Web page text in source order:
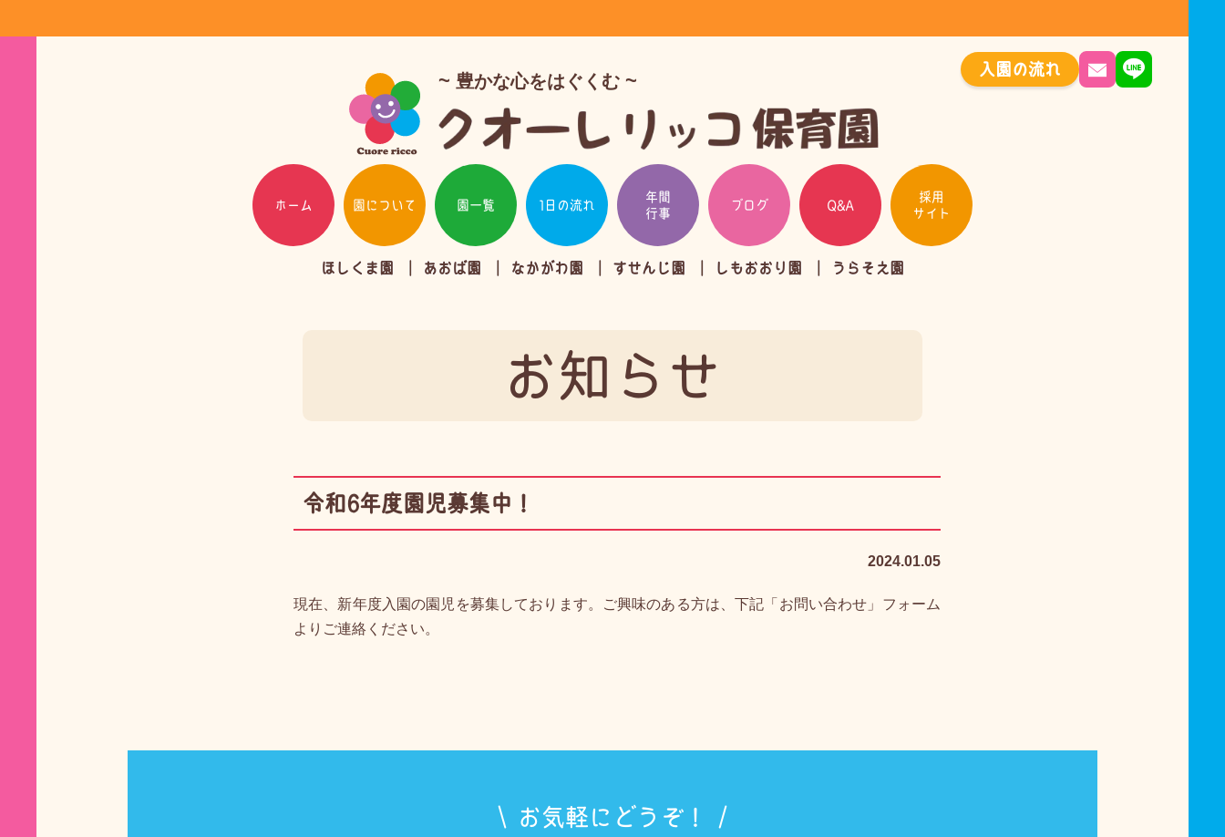
入園の流れ
豊かな心をはぐくむ
ホーム 園について 園一覧 1日の流れ
年間
行事
ブログ Q&A
採用
サイト
ほしくま園 あおば園 なかがわ園 すせんじ園 しもおおり園 うらそえ園
お知らせ
令和6年度園児募集中！
2024.01.05
現在、新年度入園の園児を募集しております。ご興味のある方は、下記「 お問い合わせ 」フォーム
よりご連絡ください。
お気軽にどうぞ！